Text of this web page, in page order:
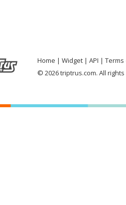
Home Widget API
Terms
© 2026 triptrus.com. All